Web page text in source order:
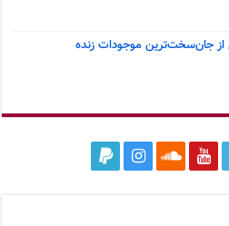
از جان‌سخت‌ترین موجودات زنده